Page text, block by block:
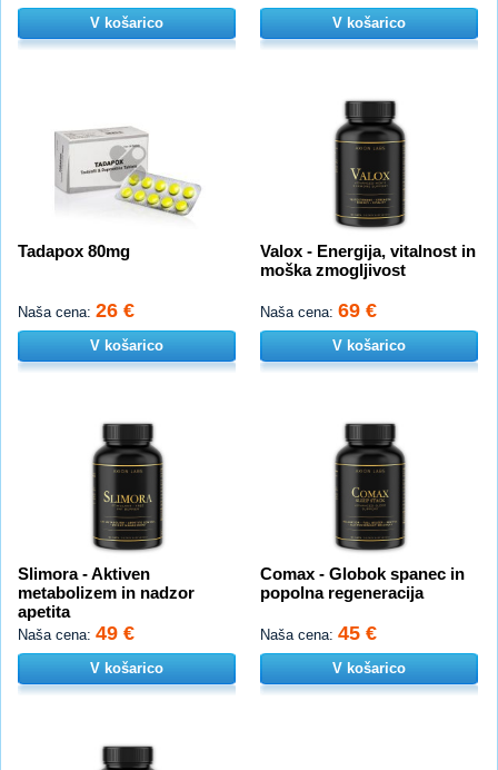
V košarico V košarico
Tadapox 80mg
Naša cena: 26 €
V košarico
Valox - Energija, vitalnost in
moška zmogljivost
Naša cena: 69 €
V košarico
Slimora - Aktiven
metabolizem in nadzor
apetita
Naša cena: 49 €
V košarico
Comax - Globok spanec in
popolna regeneracija
Naša cena: 45 €
V košarico